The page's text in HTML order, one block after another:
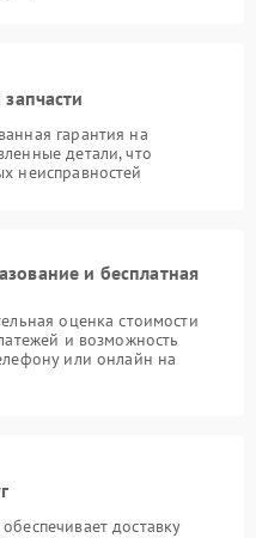
гарантия на
детали, что
неисправностей
и бесплатная
оценка стоимости
и возможность
или онлайн на
доставку